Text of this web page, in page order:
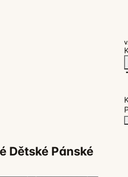
Dětské Pánské